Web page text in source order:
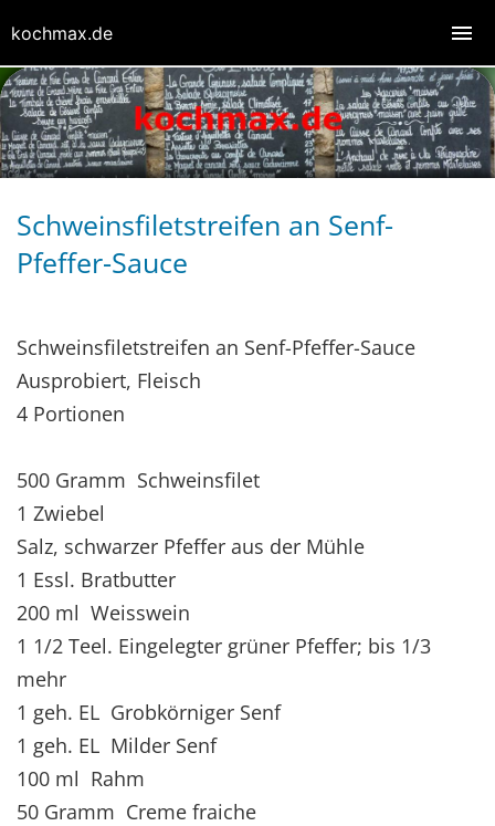
Schweinsfiletstreifen an Senf-
Pfeffer-Sauce
Schweinsfiletstreifen an Senf-Pfeffer-Sauce
Ausprobiert, Fleisch
4 Portionen
500 Gramm Schweinsfilet
1 Zwiebel
Salz, schwarzer Pfeffer aus der Mühle
1 Essl. Bratbutter
200 ml Weisswein
1 1/2 Teel. Eingelegter grüner Pfeffer; bis 1/3
mehr
1 geh. EL Grobkörniger Senf
1 geh. EL Milder Senf
100 ml Rahm
50 Gramm Creme fraiche
kochmax.de